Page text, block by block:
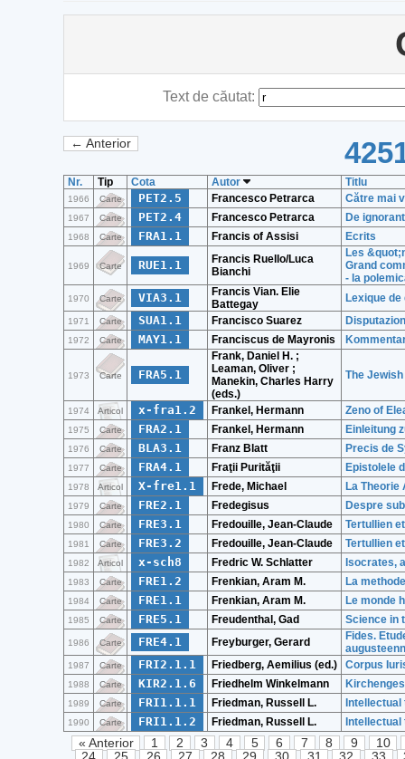
Text de căutat:
← Anterior
Nr. Tip Cota Autor Titlu
1966 Carte PET2.5 Francesco Petrarca Către mai
1967 Carte PET2.4 Francesco Petrarca De
1968 Carte FRA1.1 Francis of Assisi Ecrits
1969 Carte RUE1.1
Francis Ruello/Luca
Bianchi
Les
Grand
- la
1970 Carte VIA3.1
Francis Vian. Elie
Battegay
Lexique
1971 Carte SUA1.1 Francisco Suarez
1972 Carte MAY1.1 Franciscus de Mayronis
1973 Carte FRA5.1
Frank, Daniel H. ;
Leaman, Oliver ;
Manekin, Charles Harry
(eds.)
The
1974 Articol x-fra1.2 Frankel, Hermann Zeno of
1975 Carte FRA2.1 Frankel, Hermann Einleitung
1976 Carte BLA3.1 Franz Blatt Precis de
1977 Carte FRA4.1 Fraţii Purităţii Epistolele
1978 Articol X-fre1.1 Frede, Michael La
1979 Carte FRE2.1 Fredegisus Despre
1980 Carte FRE3.1 Fredouille, Jean-Claude Tertullien
1981 Carte FRE3.2 Fredouille, Jean-Claude Tertullien
1982 Articol x-sch8 Fredric W. Schlatter Isocrates,
1983 Carte FRE1.2 Frenkian, Aram M. La
1984 Carte FRE1.1 Frenkian, Aram M. Le monde
1985 Carte FRE5.1 Freudenthal, Gad Science in
1986 Carte FRE4.1 Freyburger, Gerard
Fides.
1987 Carte FRI2.1.1 Friedberg, Aemilius (ed.) Corpus
1988 Carte KIR2.1.6 Friedhelm Winkelmann
1989 Carte FRI1.1.1 Friedman, Russell L.
1990 Carte FRI1.1.2 Friedman, Russell L.
« Anterior 1 2 3 4 5 6 7 8 9
10